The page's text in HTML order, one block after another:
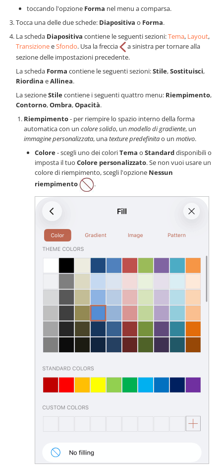
toccando l'opzione Forma nel menu a comparsa.
Tocca una delle due schede: Diapositiva o Forma.
La scheda Diapositiva contiene le seguenti sezioni:Tema, Layout,
TransizioneeSfondo. Usa la freccia
a sinistra per tornare alla
sezione delle impostazioni precedente.
La scheda Forma contiene le seguenti sezioni:Stile,Sostituisci,
Riordina eAllinea.
La sezioneStilecontiene i seguenti quattro menu: Riempimento,
Contorno,Ombra,Opacità.
Riempimento- per riempire lo spazio interno della forma
automatica con un colore solido, un modello di gradiente, un
immagine personalizzata, unatexture predefinitao un motivo.
Colore- scegli uno dei coloriTema o Standarddisponibili o
imposta il tuo Colore personalizzato. Se non vuoi usare un
colore di riempimento, scegli l'opzione Nessun
riempimento
.